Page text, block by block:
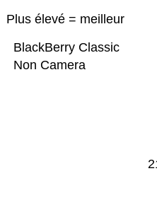
Plus élevé = meilleur
BlackBerry Classic
Non Camera